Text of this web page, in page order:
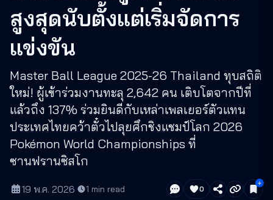
สูงสุดนับตั้งแต่เริ่มจัดการ
แข่งขัน
Master Ball League 2025-26 Thailand ทุบสถิติ
ใหม่! ผู้เข้าร่วมงานทะลุ 2,642 คน เติบโตจากปีที่
แล้วถึง 137% ร่วมยินดีกับเหล่าเพลเยอร์ตัวแทน
ประเทศไทยคว้าตั๋วไปลุยศึกชิงแชมป์โลก 2026
Pokémon World Championships ที่
ซานฟรานซิสโก
19 พ.ค. 2026· 1 min read 0